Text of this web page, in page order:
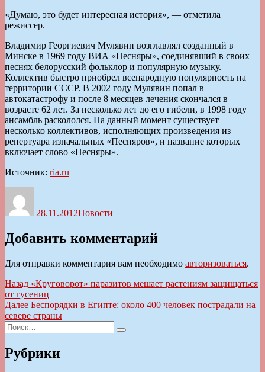
«Думаю, это будет интересная история», — отметила
режиссер.
Владимир Георгиевич Мулявин возглавлял созданный в
Минске в 1969 году ВИА «Песняры», соединявший в своих
песнях белорусский фольклор и популярную музыку.
Коллектив быстро приобрел всенародную популярность на
территории СССР. В 2002 году Мулявин попал в
автокатастрофу и после 8 месяцев лечения скончался в
возрасте 62 лет. За несколько лет до его гибели, в 1998 году
ансамбль раскололся. На данный момент существует
несколько коллективов, исполняющих произведения из
репертуара изначальных «Песняров», и название которых
включает слово «Песняры».
Источник: ria.ru
28.11.2012Новости
Добавить комментарий
Для отправки комментария вам необходимо авторизоваться.
Навигация
по
записям
Назад Предыдущая
запись:
«Круговорот» паразитов мешает растениям защищаться
от гусениц
Далее Следующая
запись:
Беспорядки в Египте: около 400 человек пострадали на
севере страны
Искать:
Поиск
Рубрики